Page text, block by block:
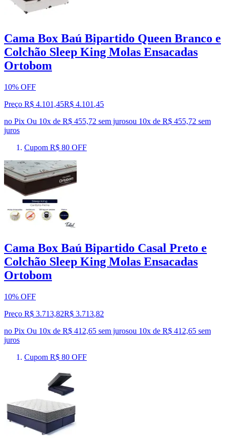
Cama Box Baú Bipartido Queen Branco e
Colchão Sleep King Molas Ensacadas
Ortobom
10% OFF
Preço R$ 4.101,45R$ 4.101 ,45
no Pix Ou 10x de R$ 455,72 sem jurosou 10x de R$ 455,72 sem
juros
Cupom R$ 80 OFF
Cama Box Baú Bipartido Casal Preto e
Colchão Sleep King Molas Ensacadas
Ortobom
10% OFF
Preço R$ 3.713,82R$ 3.713,82
no Pix Ou 10x de R$ 412,65 sem jurosou 10x de R$ 412,65 sem
juros
Cupom R$ 80 OFF